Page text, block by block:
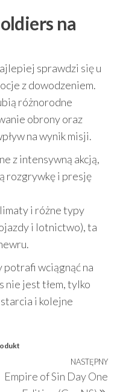
na
sprawdzi się u
z dowodzeniem.
różnorodne
obrony oraz
na wynik misji.
z intensywną akcją,
rozgrywkę i presję
i różne typy
i lotnictwo), ta
wciągnąć na
nie jest tłem, tylko
i kolejne
NASTĘPNY
Empire of Sin Day One